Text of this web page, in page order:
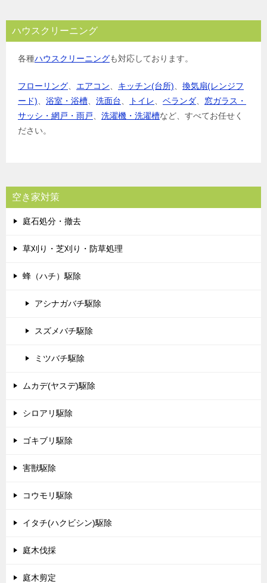
ハウスクリーニング
各種ハウスクリーニングも対応しております。
フローリング エアコン キッチン(台所)
換気扇(レンジフ
ード)
浴室・浴槽 洗面台 トイレ ベランダ
窓ガラス・
サッシ・網戸・雨戸
洗濯機・洗濯槽など、すべてお任せく
ださい。
空き家対策
庭石処分・撤去
草刈り・芝刈り・防草処理
蜂（ハチ）駆除
アシナガバチ駆除
スズメバチ駆除
ミツバチ駆除
ムカデ(ヤスデ)駆除
シロアリ駆除
ゴキブリ駆除
害獣駆除
コウモリ駆除
イタチ(ハクビシン)駆除
庭木伐採
庭木剪定